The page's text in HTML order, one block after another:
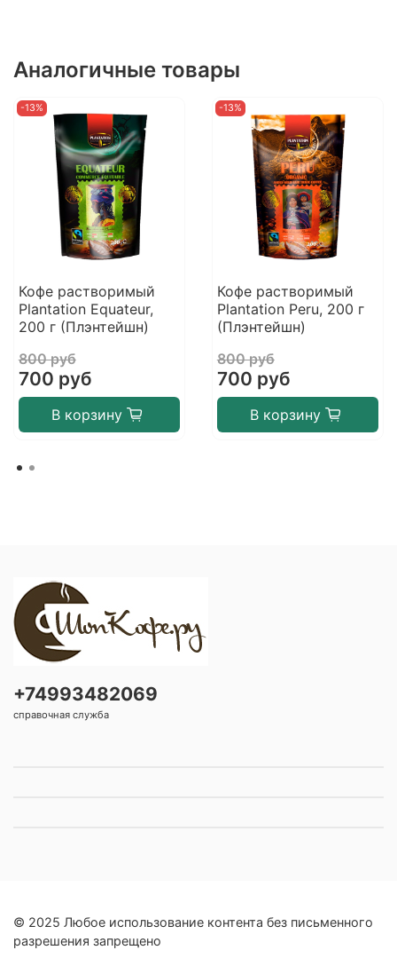
Аналогичные товары
-13%
Кофе растворимый
Plantation Equateur,
200 г (Плэнтейшн)
800 руб
700 руб
В корзину
-13%
Кофе растворимый
Plantation Peru, 200 г
(Плэнтейшн)
800 руб
700 руб
В корзину
+74993482069
справочная служба
© 2025 Любое использование контента без письменного
разрешения запрещено